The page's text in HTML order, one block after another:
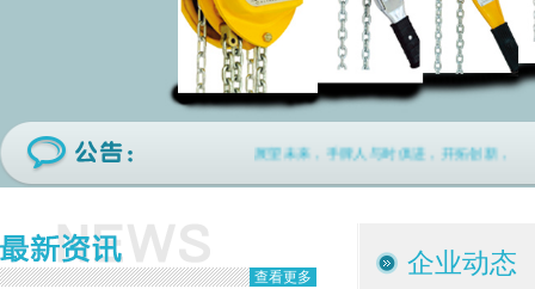
展望未来，手牌人与时俱进，开拓创新，与
查看更多 企业动态